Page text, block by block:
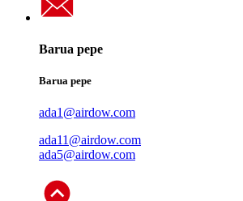
Barua pepe
Barua pepe
ada1@airdow.com
ada11@airdow.com
ada5@airdow.com